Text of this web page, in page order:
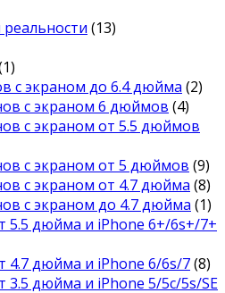
(13)
с экраном до 6.4 дюйма (2)
с экраном 6 дюймов (4)
с экраном от 5.5 дюймов
с экраном от 5 дюймов (9)
с экраном от 4.7 дюйма (8)
с экраном до 4.7 дюйма (1)
5.5 дюйма и iPhone 6+/6s+/7+
4.7 дюйма и iPhone 6/6s/7(8)
3.5 дюйма и iPhone 5/5c/5s/SE